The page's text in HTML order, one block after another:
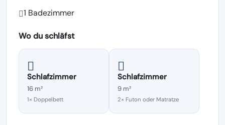
1 Badezimmer
Wo du schläfst
Schlafzimmer
16 m²
1× Doppelbett
Schlafzimmer
9 m²
2× Futon oder Matratze